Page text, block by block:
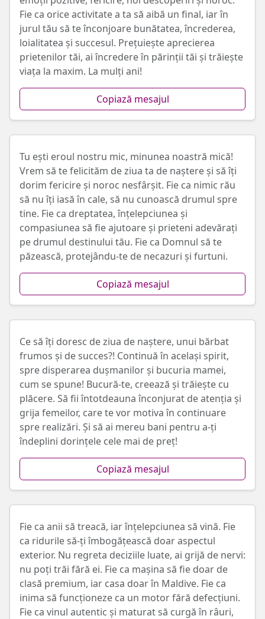
Fie ca orice activitate a ta să aibă un final, iar în
jurul tău să te înconjoare bunătatea, încrederea,
loialitatea și succesul. Prețuiește aprecierea
prietenilor tăi, ai încredere în părinții tăi și trăiește
viața la maxim. La mulți ani!
Copiază mesajul
Tu ești eroul nostru mic, minunea noastră mică!
Vrem să te felicităm de ziua ta de naștere și să îți
dorim fericire și noroc nesfârșit. Fie ca nimic rău
să nu îți iasă în cale, să nu cunoască drumul spre
tine. Fie ca dreptatea, înțelepciunea și
compasiunea să fie ajutoare și prieteni adevărați
pe drumul destinului tău. Fie ca Domnul să te
păzească, protejându-te de necazuri și furtuni.
Copiază mesajul
Ce să îți doresc de ziua de naștere, unui bărbat
frumos și de succes?! Continuă în același spirit,
spre disperarea dușmanilor și bucuria mamei,
cum se spune! Bucură-te, creează și trăiește cu
plăcere. Să fii întotdeauna înconjurat de atenția și
grija femeilor, care te vor motiva în continuare
spre realizări. Și să ai mereu bani pentru a-ți
îndeplini dorințele cele mai de preț!
Copiază mesajul
Fie ca anii să treacă, iar înțelepciunea să vină. Fie
ca ridurile să-ți îmbogățească doar aspectul
exterior. Nu regreta deciziile luate, ai grijă de nervi:
nu poți trăi fără ei. Fie ca mașina să fie doar de
clasă premium, iar casa doar în Maldive. Fie ca
inima să funcționeze ca un motor fără defecțiuni.
Fie ca vinul autentic și maturat să curgă în râuri,